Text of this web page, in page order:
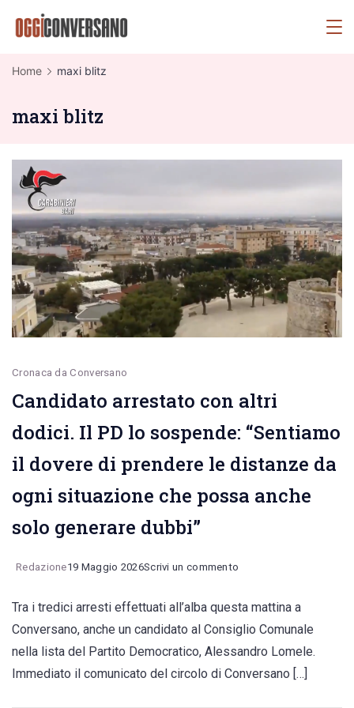
Home maxi blitz
maxi blitz
Cronaca da Conversano
Candidato arrestato con altri
dodici. Il PD lo sospende: “Sentiamo
il dovere di prendere le distanze da
ogni situazione che possa anche
solo generare dubbi”
Redazione19 Maggio 2026Scrivi un commento
arrestato
con
Tra i tredici arresti effettuati all’alba questa mattina a
Conversano, anche un candidato al Consiglio Comunale
nella lista del Partito Democratico, Alessandro Lomele.
Immediato il comunicato del circolo di Conversano […]